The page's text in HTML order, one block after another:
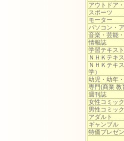
アウトドア
スポーツ
モーター
パソコン・
音楽・芸能
情報誌
学習テキスト
ＮＨＫテキ
ＮＨＫテキ
学）
幼児・幼年
専門(商業 教
週刊誌
女性コミック
男性コミック
アダルト
ギャンブル
特価プレゼ